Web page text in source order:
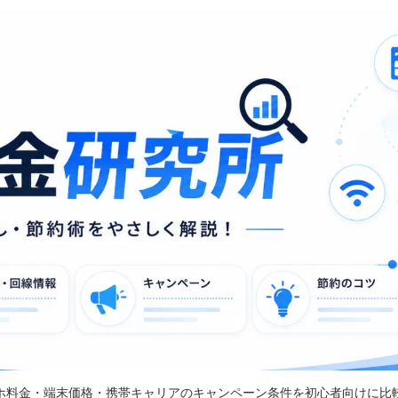
料金・端末価格・携帯キャリアのキャンペーン条件を初心者向けに比